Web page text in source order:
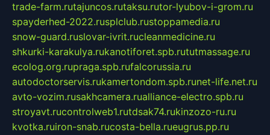
trade-farm.rutajuncos.rutaksu.rutor-lyubov-i-grom.ru
spayderhed-2022.rusplclub.rustoppamedia.ru
snow-guard.ruslovar-ivrit.rucleanmedicine.ru
shkurki-karakulya.rukanotiforet.spb.rututmassage.ru
ecolog.org.rupraga.spb.rufalcorussia.ru
autodoctorservis.rukamertondom.spb.runet-life.net.ru
avto-vozim.rusakhcamera.rualliance-electro.spb.ru
stroyavt.rucontrolweb1.rutdsak74.rukinzozo-ru.ru
kvotka.ruiron-snab.rucosta-bella.rueugrus.pp.ru